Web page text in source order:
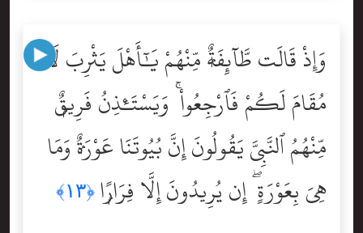
وَإِذْ قَالَت طَّآئِفَةٌۭ مِّنْهُمْ يَٰٓأَهْلَ يَثْرِبَ لَا
مُقَامَ لَكُمْ فَٱرْجِعُواْ ۚ وَيَسْتَـْٔذِنُ فَرِيقٌۭ
مِّنْهُمُ ٱلنَّبِىَّ يَقُولُونَ إِنَّ بُيُوتَنَا عَوْرَةٌۭ وَمَا
هِىَ بِعَوْرَةٍ ۖ إِن يُرِيدُونَ إِلَّا فِرَارًۭا ﴿١٣﴾